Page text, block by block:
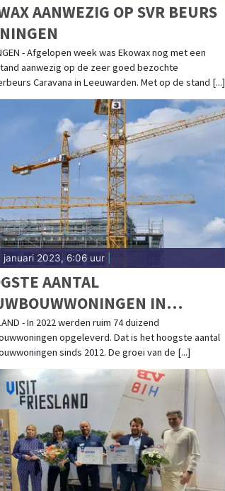
AANWEZIG OP SVR BEURS
- Afgelopen week was Ekowax nog met een
aanwezig op de zeer goed bezochte
Caravana in Leeuwarden. Met op de stand [...]
januari 2023, 6:06 uur|
AANTAL
IN
DECENNIUM
- In 2022 werden ruim 74 duizend
opgeleverd. Dat is het hoogste aantal
sinds 2012. De groei van de [...]